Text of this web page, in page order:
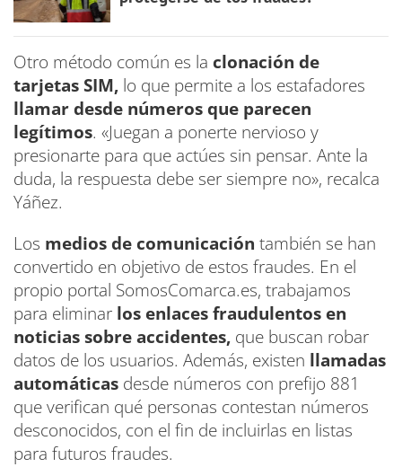
Otro método común es la clonación de
tarjetas SIM, lo que permite a los estafadores
llamar desde números que parecen
legítimos. «Juegan a ponerte nervioso y
presionarte para que actúes sin pensar. Ante la
duda, la respuesta debe ser siempre no», recalca
Yáñez.
Los medios de comunicación también se han
convertido en objetivo de estos fraudes. En el
propio portal SomosComarca.es, trabajamos
para eliminar los enlaces fraudulentos en
noticias sobre accidentes, que buscan robar
datos de los usuarios. Además, existen llamadas
automáticas desde números con prefijo 881
que verifican qué personas contestan números
desconocidos, con el fin de incluirlas en listas
para futuros fraudes.